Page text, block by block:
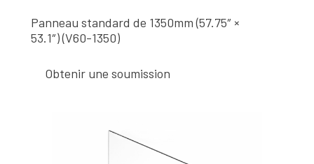
Panneau standard de 1350mm (57.75″ ×
53.1″) (V60-1350)
Obtenir une soumission